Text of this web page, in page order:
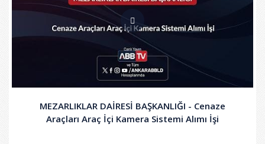
MEZARLIKLAR DAİRESİ BAŞKANLIĞI - Cenaze
Araçları Araç İçi Kamera Sistemi Alımı İşi